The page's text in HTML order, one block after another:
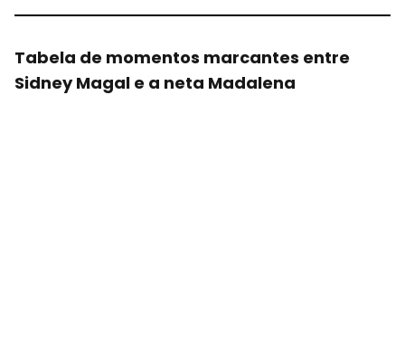
Tabela de momentos marcantes entre
Sidney Magal e a neta Madalena